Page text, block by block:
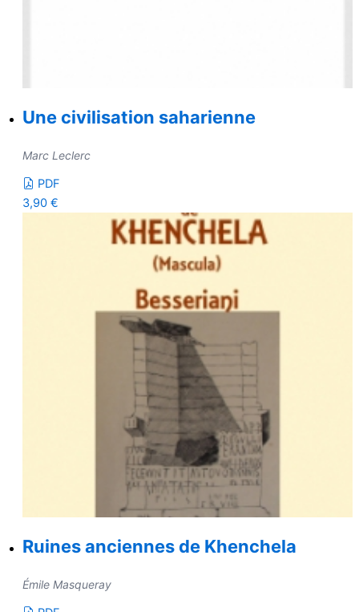
Une civilisation saharienne
Marc Leclerc
PDF
3,90 €
Ruines anciennes de Khenchela
Émile Masqueray